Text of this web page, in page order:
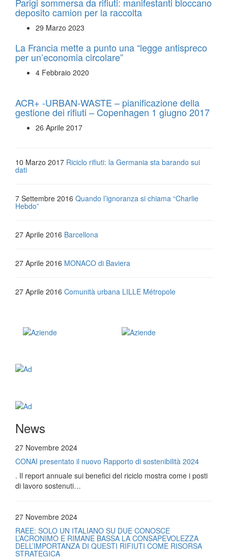
deposito camion per la raccolta
29 Marzo 2023
La Francia mette a punto una “legge antispreco
per un’economia circolare”
4 Febbraio 2020
ACR+ -URBAN-WASTE – pianificazione della
gestione dei rifiuti – Copenhagen 1 giugno 2017
26 Aprile 2017
10 Marzo 2017 Riciclo rifiuti: la Germania sta barando sui
dati
7 Settembre 2016 Quando l’ignoranza si chiama “Charlie
Hebdo”
27 Aprile 2016 Barcellona
27 Aprile 2016 MONACO di Baviera
27 Aprile 2016 Comunità urbana LILLE Métropole
News
27 Novembre 2024
CONAI presentato il nuovo Rapporto di sostenibilità 2024
. Il report annuale sui benefici del riciclo mostra come i posti
di lavoro sostenuti…
27 Novembre 2024
RAEE: SOLO UN ITALIANO SU DUE CONOSCE
L’ACRONIMO E RIMANE BASSA LA CONSAPEVOLEZZA
DELL’IMPORTANZA DI QUESTI RIFIUTI COME RISORSA
STRATEGICA